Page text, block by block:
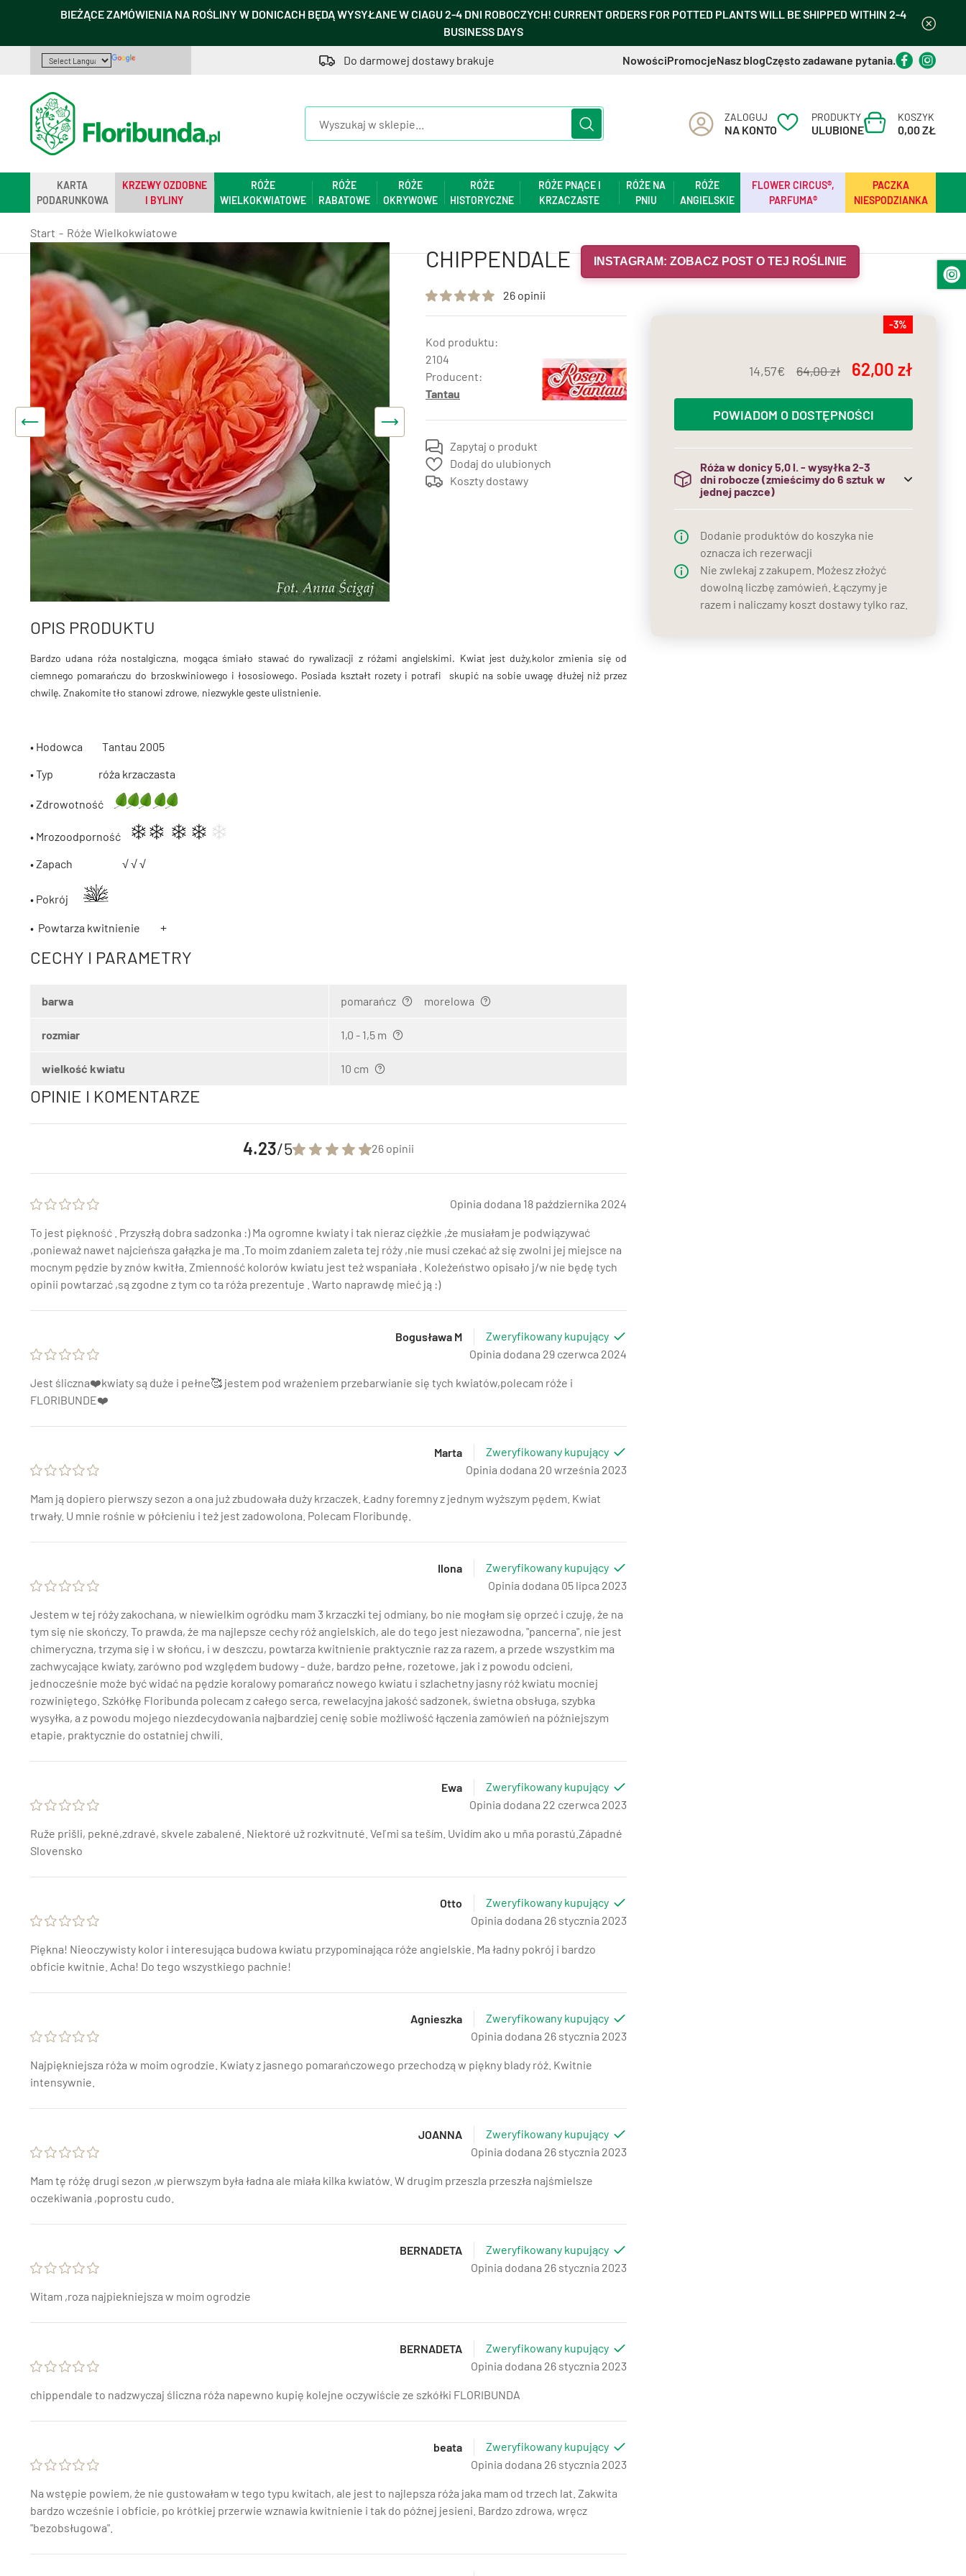
BIEŻĄCE ZAMÓWIENIA NA ROŚLINY W DONICACH BĘDĄ WYSYŁANE W CIAGU 2-4 DNI ROBOCZYCH! CURRENT ORDERS FOR POTTED PLANTS WILL BE SHIPPED WITHIN 2-4
BUSINESS DAYS
Do darmowej dostawy brakuje NowościPromocjeNasz blogCzęsto zadawane pytania.
ZALOGUJ
NA KONTO
PRODUKTY
ULUBIONE
KOSZYK
0,00 ZŁ
KARTA
PODARUNKOWA
KRZEWY OZDOBNE
I BYLINY
RÓŻE
WIELKOKWIATOWE
RÓŻE
RABATOWE
RÓŻE
OKRYWOWE
RÓŻE
HISTORYCZNE
RÓŻE PNĄCE I
KRZACZASTE
RÓŻE NA
PNIU
RÓŻE
ANGIELSKIE
FLOWER CIRCUS®,
PARFUMA®
PACZKA
NIESPODZIANKA
Start Róże Wielkokwiatowe
CHIPPENDALE INSTAGRAM: ZOBACZ POST O TEJ ROŚLINIE
26 opinii
2104
Producent:
Tantau
Zapytaj o produkt
Dodaj do ulubionych
Koszty dostawy
OPIS PRODUKTU
Bardzo udana róża nostalgiczna, mogąca śmiało stawać do rywalizacji z różami angielskimi. Kwiat jest duży,kolor zmienia się od
ciemnego pomarańczu do brzoskwiniowego i łososiowego. Posiada kształt rozety i potrafi skupić na sobie uwagę dłużej niż przez
chwilę. Znakomite tło stanowi zdrowe, niezwykle geste ulistnienie.
• Hodowca Tantau 2005
• Typ róża krzaczasta
• Zdrowotność
• Mrozoodporność
• Zapach √ √ √
• Pokrój
• Powtarza kwitnienie +
CECHY I PARAMETRY
barwa pomarańcz morelowa
rozmiar 1,0 - 1,5 m
wielkość kwiatu 10 cm
OPINIE I KOMENTARZE
4.23/5 26 opinii
To jest piękność . Przyszłą dobra sadzonka :) Ma ogromne kwiaty i tak nieraz ciężkie ,że musiałam je podwiązywać
,ponieważ nawet najcieńsza gałązka je ma .To moim zdaniem zaleta tej róży ,nie musi czekać aż się zwolni jej miejsce na
mocnym pędzie by znów kwitła. Zmienność kolorów kwiatu jest też wspaniała . Koleżeństwo opisało j/w nie będę tych
opinii powtarzać ,są zgodne z tym co ta róża prezentuje . Warto naprawdę mieć ją :)
Bogusława M Zweryfikowany kupujący
Opinia dodana 18 października 2024
Jest śliczna❤️kwiaty są duże i pełne🥰 jestem pod wrażeniem przebarwianie się tych kwiatów,polecam róże i
FLORIBUNDE❤️
Marta Zweryfikowany kupujący
Opinia dodana 29 czerwca 2024
Mam ją dopiero pierwszy sezon a ona już zbudowała duży krzaczek. Ładny foremny z jednym wyższym pędem. Kwiat
trwały. U mnie rośnie w półcieniu i też jest zadowolona. Polecam Floribundę.
Ilona Zweryfikowany kupujący
Opinia dodana 20 września 2023
Jestem w tej róży zakochana, w niewielkim ogródku mam 3 krzaczki tej odmiany, bo nie mogłam się oprzeć i czuję, że na
tym się nie skończy. To prawda, że ma najlepsze cechy róż angielskich, ale do tego jest niezawodna, "pancerna", nie jest
chimeryczna, trzyma się i w słońcu, i w deszczu, powtarza kwitnienie praktycznie raz za razem, a przede wszystkim ma
zachwycające kwiaty, zarówno pod względem budowy - duże, bardzo pełne, rozetowe, jak i z powodu odcieni,
jednocześnie może być widać na pędzie koralowy pomarańcz nowego kwiatu i szlachetny jasny róż kwiatu mocniej
rozwiniętego. Szkółkę Floribunda polecam z całego serca, rewelacyjna jakość sadzonek, świetna obsługa, szybka
wysyłka, a z powodu mojego niezdecydowania najbardziej cenię sobie możliwość łączenia zamówień na późniejszym
etapie, praktycznie do ostatniej chwili.
Ewa Zweryfikowany kupujący
Opinia dodana 05 lipca 2023
Ruže prišli, pekné,zdravé, skvele zabalené. Niektoré už rozkvitnuté. Veľmi sa teším. Uvidím ako u mňa porastú.Západné
Slovensko
Otto Zweryfikowany kupujący
Opinia dodana 22 czerwca 2023
Piękna! Nieoczywisty kolor i interesująca budowa kwiatu przypominająca róże angielskie. Ma ładny pokrój i bardzo
obficie kwitnie. Acha! Do tego wszystkiego pachnie!
Agnieszka Zweryfikowany kupujący
Opinia dodana 26 stycznia 2023
Najpiękniejsza róża w moim ogrodzie. Kwiaty z jasnego pomarańczowego przechodzą w piękny blady róż. Kwitnie
intensywnie.
JOANNA Zweryfikowany kupujący
Opinia dodana 26 stycznia 2023
Mam tę różę drugi sezon ,w pierwszym była ładna ale miała kilka kwiatów. W drugim przeszla przeszła najśmielsze
oczekiwania ,poprostu cudo.
BERNADETA Zweryfikowany kupujący
Opinia dodana 26 stycznia 2023
Witam ,roza najpiekniejsza w moim ogrodzie
BERNADETA Zweryfikowany kupujący
Opinia dodana 26 stycznia 2023
chippendale to nadzwyczaj śliczna róża napewno kupię kolejne oczywiście ze szkółki FLORIBUNDA
beata Zweryfikowany kupujący
Opinia dodana 26 stycznia 2023
Na wstępie powiem, że nie gustowałam w tego typu kwitach, ale jest to najlepsza róża jaka mam od trzech lat. Zakwita
bardzo wcześnie i obficie, po krótkiej przerwie wznawia kwitnienie i tak do późnej jesieni. Bardzo zdrowa, wręcz
"bezobsługowa".
Opinia dodana 26 stycznia 2023
-3%
62,00
64,00
14,57
POWIADOM O DOSTĘPNOŚCI
Róża w donicy 5,0 l. - wysyłka 2-3
dni robocze (zmieścimy do 6 sztuk w
jednej paczce)
(do jednej paczki mieścimy maksymalnie 6
sztuk róż w donicach)
Dodanie produktów do koszyka nie
oznacza ich rezerwacji
Nie zwlekaj z zakupem. Możesz złożyć
dowolną liczbę zamówień. Łączymy je
razem i naliczamy koszt dostawy tylko raz.